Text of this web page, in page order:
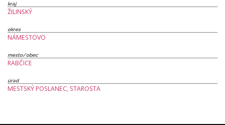
kraj
ŽILINSKÝ
okres
NÁMESTOVO
mesto/obec
RABČICE
úrad
MESTSKÝ POSLANEC, STAROSTA